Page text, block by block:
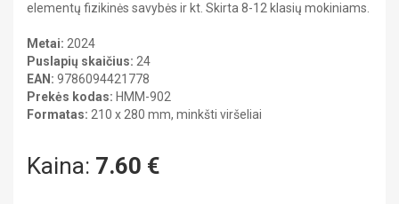
Mokomieji plakatai
Sieniniai žemėlapiai
Kabinetų įranga
Heraldika ir reprodukcijos
Kitos priemonės
Progimnazija
CHEMIJA
DAILĖ
FIZIKA
GEOGRAFIJA
ISTORIJA
MUZIKA
Dalijamoji medžiaga
Stendai
Portretai
elementų fizikinės savybės ir kt. Skirta 8-12 klasių mokiniams.
Metai: 2024
Puslapių skaičius: 24
EAN: 9786094421778
Prekės kodas: HMM-902
Formatas: 210 x 280 mm, minkšti viršeliai
Kaina: 7.60 €